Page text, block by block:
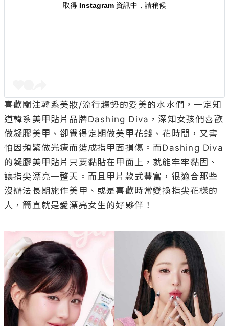
取得 Instagram 資訊中，請稍候
喜歡關注韓系美妝/流行趨勢的愛美的水水們，一定知
道韓系美甲貼片品牌Dashing Diva，深知女孩們喜歡
做凝膠美甲、卻覺得定期做美甲花錢、花時間，又害
怕因頻繁做光療而造成指甲面損傷。而Dashing Diva
的凝膠美甲貼片只要黏貼在甲面上，就能牢牢黏固、
讓指尖漂亮一整天。而且甲片款式豐富，很適合那些
沒辦法長期施作美甲、或是喜歡時常變換指尖花樣的
人，簡直就是愛漂亮女生的好夥伴！